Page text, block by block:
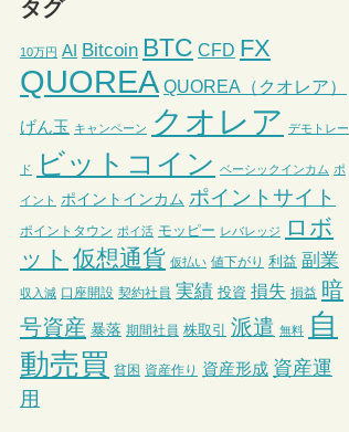
タグ
10万円 AI Bitcoin BTC CFD FX
QUOREA QUOREA（クオレア）
げん玉 キャンペーン クオレア デモトレー
ド ビットコイン ベーシックインカム ポ
イント ポイントインカム ポイントサイト
ポイントタウン ポイ活 モッピー レバレッジ
ロボ
ット 仮想通貨 仮払い 値下がり 利益 副業
収入減 口座開設 契約社員 実績 投資 損失 損益 暗
号資産 暴落 期間社員 株取引 派遣 無料 自
動売買 貧困 資産作り 資産形成 資産運
用